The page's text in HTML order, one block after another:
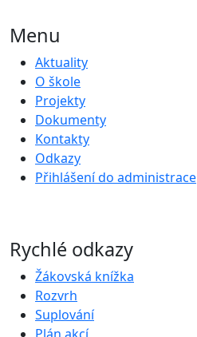
Menu
Aktuality
O škole
Projekty
Dokumenty
Kontakty
Odkazy
Přihlášení do administrace
Rychlé odkazy
Žákovská knížka
Rozvrh
Suplování